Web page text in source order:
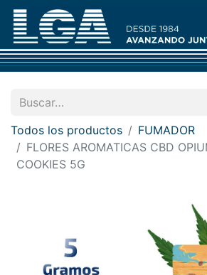
Todos los productos
FUMADOR
FLORES AROMATICAS CBD
COOKIES 5G